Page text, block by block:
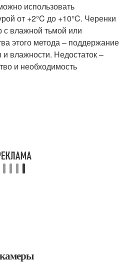
использовать
от +2°C до +10°C. Черенки
влажной тьмой или
этого метода – поддержание
влажности. Недостаток –
и необходимость